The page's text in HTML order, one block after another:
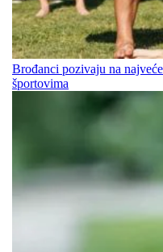
Brođanci pozivaju na
športovima